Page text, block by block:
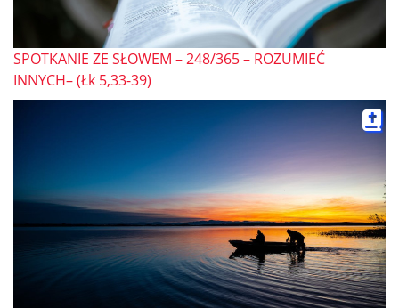
SPOTKANIE ZE SŁOWEM – 248/365 – ROZUMIEĆ
INNYCH– (Łk 5,33-39)